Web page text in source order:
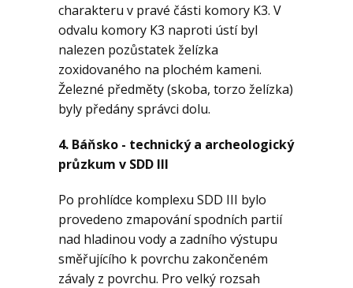
charakteru v pravé části komory K3. V
odvalu komory K3 naproti ústí byl
nalezen pozůstatek želízka
zoxidovaného na plochém kameni.
Železné předměty (skoba, torzo želízka)
byly předány správci dolu.
4. Báňsko - technický a archeologický
průzkum v SDD III
Po prohlídce komplexu SDD III bylo
provedeno zmapování spodních partií
nad hladinou vody a zadního výstupu
směřujícího k povrchu zakončeném
závaly z povrchu. Pro velký rozsah